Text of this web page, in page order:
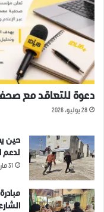
دعوة للتعاقد مع
28 يوليو، 2026
حين
لدعم
31 مارس، 2026